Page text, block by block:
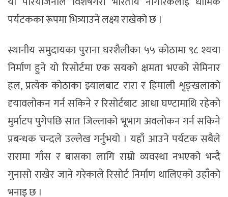
पर्यटकका रूपमा भित्र्याउने लक्ष्य राखेको छ ।
स्थानीय समुदायका पुराना घरशैलीका ५५ कोठामा ९८ श्यया
निर्माण हुने यो रिसोर्टमा एक सयको क्षमता भएको सेमिनार
हल, प्रत्येक कोठाका झ्यालबाट रारा र हिमाली शृङ्खलाको
दृयावलोकन गर्न सकिने र रिसोर्टबाट आधा घण्टामाथि रहेको
मुर्माटप पुगेपछि सात जिल्लाको भूभाग अवलोकन गर्न सकिने
प्रबन्धक चन्दले उल्लेख गर्नुभयो । यहाँ आउने पर्यटक सबैले
रारामा गाँस र बासका लागि राम्रो व्यवस्था नभएको भन्दै
गुनासो राखेर जाने गरेकाले रिसोर्ट निर्माण थालिएको उहाँको
भनाइ छ ।